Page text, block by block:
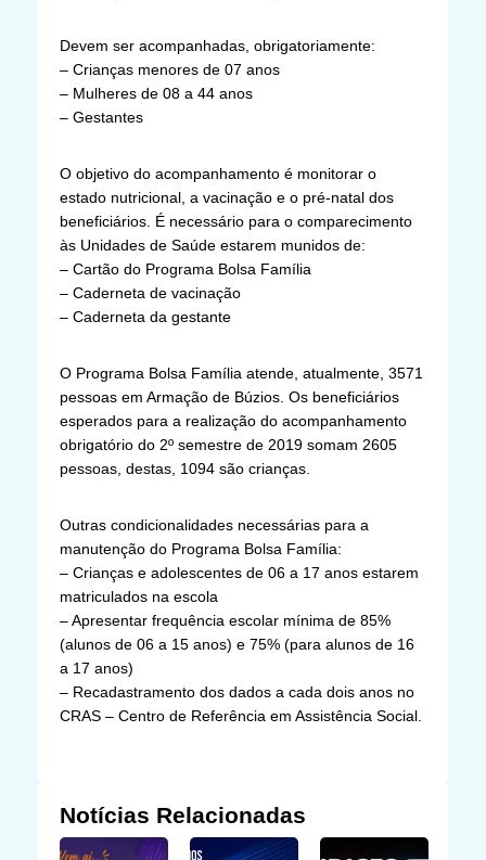
Devem ser acompanhadas, obrigatoriamente:
– Crianças menores de 07 anos
– Mulheres de 08 a 44 anos
– Gestantes
O objetivo do acompanhamento é monitorar o
estado nutricional, a vacinação e o pré-natal dos
beneficiários. É necessário para o comparecimento
às Unidades de Saúde estarem munidos de:
– Cartão do Programa Bolsa Família
– Caderneta de vacinação
– Caderneta da gestante
O Programa Bolsa Família atende, atualmente, 3571
pessoas em Armação de Búzios. Os beneficiários
esperados para a realização do acompanhamento
obrigatório do 2º semestre de 2019 somam 2605
pessoas, destas, 1094 são crianças.
Outras condicionalidades necessárias para a
manutenção do Programa Bolsa Família:
– Crianças e adolescentes de 06 a 17 anos estarem
matriculados na escola
– Apresentar frequência escolar mínima de 85%
(alunos de 06 a 15 anos) e 75% (para alunos de 16
a 17 anos)
– Recadastramento dos dados a cada dois anos no
CRAS – Centro de Referência em Assistência Social.
Notícias Relacionadas